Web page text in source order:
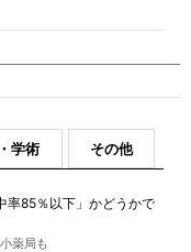
学術 その他
率85％以下」かどうかで
薬局も